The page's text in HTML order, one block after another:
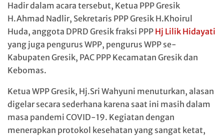
Hadir dalam acara tersebut, Ketua PPP Gresik
H.Ahmad Nadlir, Sekretaris PPP Gresik H.Khoirul
Huda, anggota DPRD Gresik fraksi PPP Hj Lilik Hidayati
yang juga pengurus WPP, pengurus WPP se-
Kabupaten Gresik, PAC PPP Kecamatan Gresik dan
Kebomas.
Ketua WPP Gresik, Hj.Sri Wahyuni menuturkan, alasan
digelar secara sederhana karena saat ini masih dalam
masa pandemi COVID-19. Kegiatan dengan
menerapkan protokol kesehatan yang sangat ketat,